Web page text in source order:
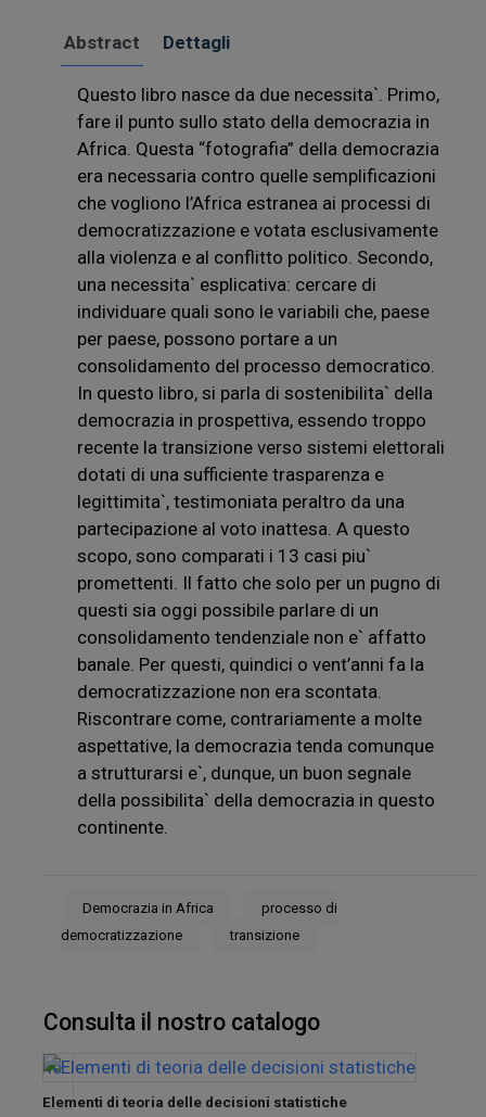
Abstract Dettagli
Questo libro nasce da due necessita`. Primo,
fare il punto sullo stato della democrazia in
Africa. Questa “fotografia” della democrazia
era necessaria contro quelle semplificazioni
che vogliono l’Africa estranea ai processi di
democratizzazione e votata esclusivamente
alla violenza e al conflitto politico. Secondo,
una necessita` esplicativa: cercare di
individuare quali sono le variabili che, paese
per paese, possono portare a un
consolidamento del processo democratico.
In questo libro, si parla di sostenibilita` della
democrazia in prospettiva, essendo troppo
recente la transizione verso sistemi elettorali
dotati di una sufficiente trasparenza e
legittimita`, testimoniata peraltro da una
partecipazione al voto inattesa. A questo
scopo, sono comparati i 13 casi piu`
promettenti. Il fatto che solo per un pugno di
questi sia oggi possibile parlare di un
consolidamento tendenziale non e` affatto
banale. Per questi, quindici o vent’anni fa la
democratizzazione non era scontata.
Riscontrare come, contrariamente a molte
aspettative, la democrazia tenda comunque
a strutturarsi e`, dunque, un buon segnale
della possibilita` della democrazia in questo
continente.
Democrazia in Africa
processo di
democratizzazione
transizione
Consulta il nostro catalogo
Elementi di teoria delle decisioni statistiche